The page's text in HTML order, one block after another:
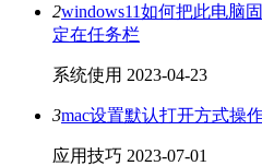
2windows11如何把此电脑
定在任务栏
系统使用 2023-04-23
3mac设置默认打开方式操
应用技巧 2023-07-01